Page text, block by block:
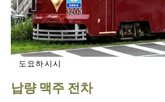
도요하시시
납량 맥주 전차